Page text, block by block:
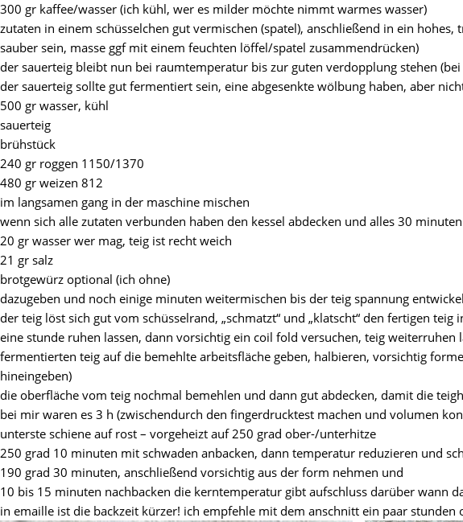
300 gr kaffee/wasser (ich kühl, wer es milder möchte nimmt warmes wasser)
zutaten in einem schüsselchen gut vermischen (spatel), anschließend in ein
sauber sein, masse ggf mit einem feuchten löffel/spatel zusammendrücken)
der sauerteig bleibt nun bei raumtemperatur bis zur guten verdopplung stehen
der sauerteig sollte gut fermentiert sein, eine abgesenkte wölbung haben, aber
500 gr wasser, kühl
sauerteig
brühstück
240 gr roggen 1150/1370
480 gr weizen 812
im langsamen gang in der maschine mischen
wenn sich alle zutaten verbunden haben den kessel abdecken und alles 30
20 gr wasser wer mag, teig ist recht weich
21 gr salz
brotgewürz optional (ich ohne)
dazugeben und noch einige minuten weitermischen bis der teig spannung
der teig löst sich gut vom schüsselrand, „schmatzt“ und „klatscht“ den fertigen
eine stunde ruhen lassen, dann vorsichtig ein coil fold versuchen, teig
fermentierten teig auf die bemehlte arbeitsfläche geben, halbieren, vorsichtig
hineingeben)
die oberfläche vom teig nochmal bemehlen und dann gut abdecken, damit die
bei mir waren es 3 h (zwischendurch den fingerdrucktest machen und volumen
unterste schiene auf rost – vorgeheizt auf 250 grad ober-/unterhitze
250 grad 10 minuten mit schwaden anbacken, dann temperatur reduzieren und
190 grad 30 minuten, anschließend vorsichtig aus der form nehmen und
10 bis 15 minuten nachbacken die kerntemperatur gibt aufschluss darüber wann
in emaille ist die backzeit kürzer! ich empfehle mit dem anschnitt ein paar stunden